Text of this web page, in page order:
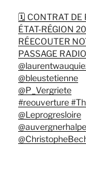
🗓️ CONTRAT DE
ÉTAT-RÉGION
RÉECOUTER
PASSAGE RADIO.
@bleustetienne
@P_Vergriete
#reouverture
@Leprogresloire